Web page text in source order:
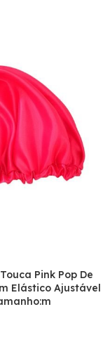
Pink Pop De
Elástico Ajustável